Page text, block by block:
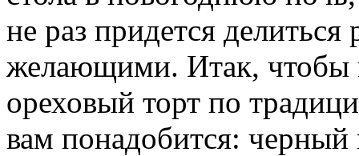
не раз придется делиться
желающими. Итак, чтобы
ореховый торт по
вам понадобится: